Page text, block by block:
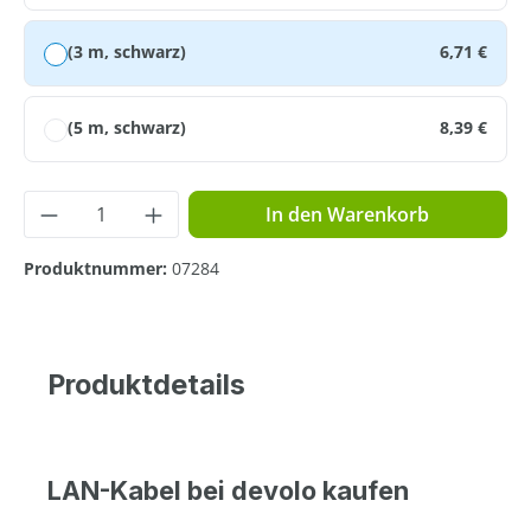
(3 m, schwarz) 6,71 €
(5 m, schwarz) 8,39 €
Produkt Anzahl: Gib den gewünschten
In den Warenkorb
Produktnummer: 07284
Produktdetails
LAN-Kabel bei devolo kaufen